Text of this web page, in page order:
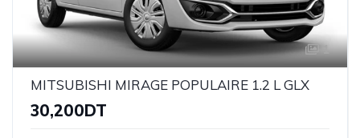
1
MITSUBISHI MIRAGE POPULAIRE 1.2 L GLX
30,200DT